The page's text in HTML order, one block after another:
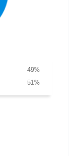
%
49
%
51